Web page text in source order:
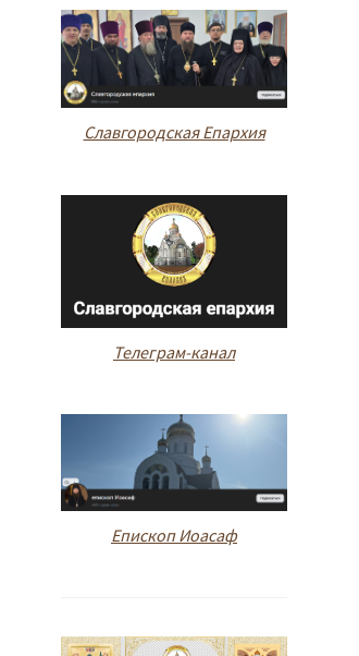
Славгородская Епархия
Телеграм-канал
Епископ Иоасаф